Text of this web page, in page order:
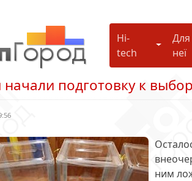
Hi-
tech
Hi-tech
Для
неї
подготовку к
ним